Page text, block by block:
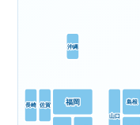
島根
山口
福岡
佐賀
長崎
沖縄